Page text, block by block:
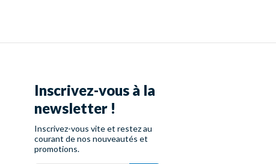
Inscrivez-vous à la
newsletter !
Inscrivez-vous vite et restez au
courant de nos nouveautés et
promotions.